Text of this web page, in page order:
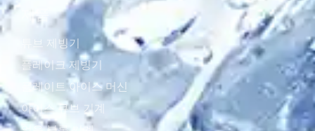
제품
튜브 제빙기
플레이크 제빙기
플레이트 아이스 머신
아이스 큐브 기계